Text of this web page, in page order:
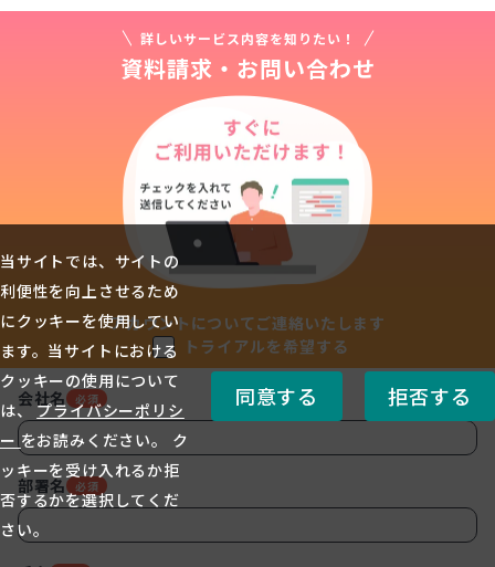
詳しいサービス内容を知りたい！
資料請求・お問い合わせ
アカウントについてご連絡いたします
トライアルを希望する
会社名 必須
部署名 必須
当サイトでは、サイトの
利便性を向上させるため
にクッキーを使用してい
ます。当サイトにおける
クッキーの使用について
は、 プライバシーポリシ
ー をお読みください。 ク
ッキーを受け入れるか拒
否するかを選択してくだ
さい。
同意する 拒否する